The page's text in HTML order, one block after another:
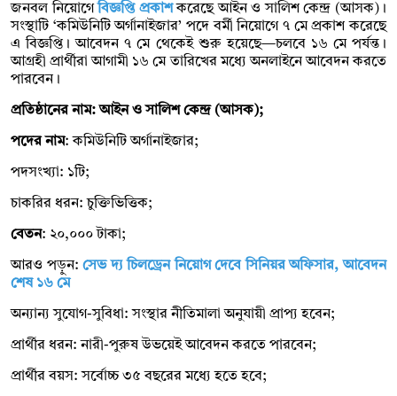
জনবল নিয়োগেবিজ্ঞপ্তি প্রকাশকরেছে আইন ও সালিশ কেন্দ্র (আসক)।
সংস্থাটি ‘কমিউনিটি অর্গানাইজার’ পদে বর্মী নিয়োগে ৭ মে প্রকাশ করেছে
এ বিজ্ঞপ্তি। আবেদন ৭ মে থেকেই শুরু হয়েছে—চলবে ১৬ মে পর্যন্ত।
আগ্রহী প্রার্থীরা আগামী ১৬ মে তারিখের মধ্যে অনলাইনে আবেদন করতে
পারবেন।
প্রতিষ্ঠানের নাম: আইন ও সালিশ কেন্দ্র (আসক);
পদের নাম: কমিউনিটি অর্গানাইজার;
পদসংখ্যা: ১টি;
চাকরির ধরন: চুক্তিভিত্তিক;
বেতন: ২০,০০০ টাকা;
আরও পড়ুন:সেভ দ্য চিলড্রেন নিয়োগ দেবে সিনিয়র অফিসার, আবেদন
শেষ ১৬ মে
অন্যান্য সুযোগ-সুবিধা: সংস্থার নীতিমালা অনুযায়ী প্রাপ্য হবেন;
প্রার্থীর ধরন: নারী-পুরুষ উভয়েই আবেদন করতে পারবেন;
প্রার্থীর বয়স: সর্বোচ্চ ৩৫ বছরের মধ্যে হতে হবে;